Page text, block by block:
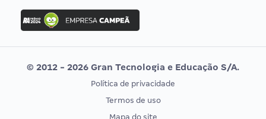
Concurso Ibama
Concurso MPU
Editais publicados
Vunesp
CONCURSOS POR PROFISSÃO
EXAME DE ORDEM
© 2012 - 2026 Gran Tecnologia e Educação S/A.
Política de privacidade
Termos de uso
Mapa do site